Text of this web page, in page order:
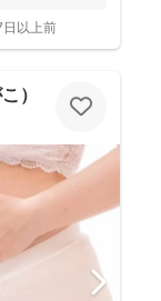
日以上前
）